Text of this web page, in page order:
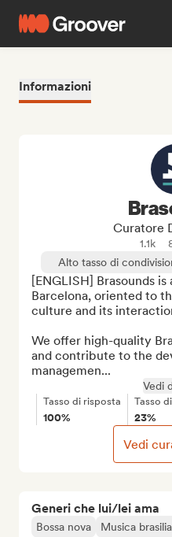
Informazioni
Generi che lui/lei ama
Bossa nova Musica
Curatore
1.1k
Alto tasso di
[ENGLISH] Brasounds
Barcelona, oriented to
culture and its
We offer high-quality
and contribute to the
managemen...
Vedi
Tasso di risposta
100%
Tasso
23%
Vedi